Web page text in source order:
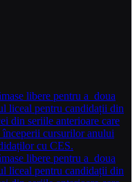
libere pentru a doua
liceal pentru candidații din
din seriile anterioare care
începerii cursurilor anului
cu CES.
libere pentru a doua
liceal pentru candidații din